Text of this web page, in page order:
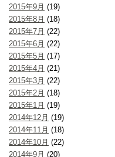
2015年9月 (19)
2015年8月 (18)
2015年7月 (22)
2015年6月 (22)
2015年5月 (17)
2015年4月 (21)
2015年3月 (22)
2015年2月 (18)
2015年1月 (19)
2014年12月 (19)
2014年11月 (18)
2014年10月 (22)
2014年9月 (20)